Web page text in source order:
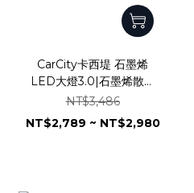
CarCity卡西堤 石墨烯
LED大燈3.0|石墨烯散熱
技術|兩年保固|智能溫
控|4580 車規級芯片
NT$3,486
NT$2,789 ~ NT$2,980